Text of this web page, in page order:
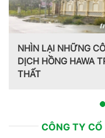
NHÌN LẠI NHỮNG
DỊCH HỒNG HAWA
THẤT
CÔNG TY